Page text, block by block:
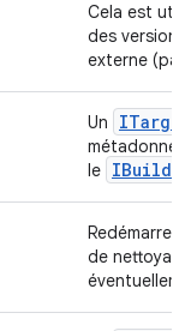
Cela est
des
externe (par
Un ITarget
le IBuild
Redémarre
de